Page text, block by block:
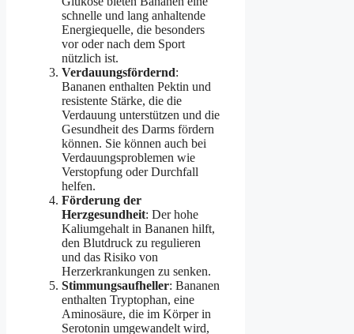
schnelle und lang anhaltende
Energiequelle, die besonders
vor oder nach dem Sport
nützlich ist.
Verdauungsfördernd:
Bananen enthalten Pektin und
resistente Stärke, die die
Verdauung unterstützen und die
Gesundheit des Darms fördern
können. Sie können auch bei
Verdauungsproblemen wie
Verstopfung oder Durchfall
helfen.
Förderung der
Herzgesundheit: Der hohe
Kaliumgehalt in Bananen hilft,
den Blutdruck zu regulieren
und das Risiko von
Herzerkrankungen zu senken.
Stimmungsaufheller: Bananen
enthalten Tryptophan, eine
Aminosäure, die im Körper in
Serotonin umgewandelt wird,